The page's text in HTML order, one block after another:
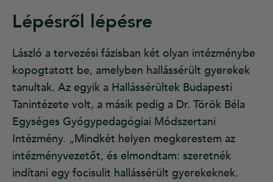
Lépésről lépésre
László a tervezési fázisban két olyan intézménybe
kopogtatott be, amelyben hallássérült gyerekek
tanultak. Az egyik a Hallássérültek Budapesti
Tanintézete volt, a másik pedig a Dr. Török Béla
Egységes Gyógypedagógiai Módszertani
Intézmény. „Mindkét helyen megkerestem az
intézményvezetőt, és elmondtam: szeretnék
indítani egy focisulit hallássérült gyerekeknek.